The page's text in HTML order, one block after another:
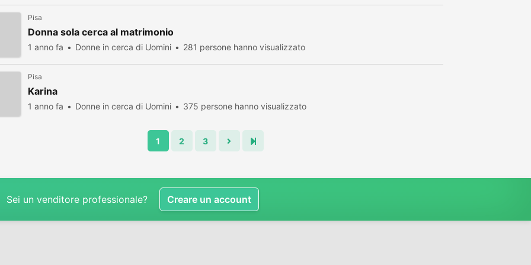
Pisa
Donna sola cerca al matrimonio
1 anno fa Donne in cerca di Uomini 281 persone hanno visualizzato
Pisa
Karina
1 anno fa Donne in cerca di Uomini 375 persone hanno visualizzato
1 2 3
Sei un venditore professionale? Creare un account